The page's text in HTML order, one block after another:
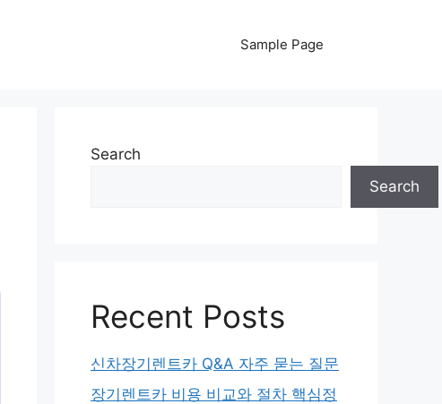
Sample Page
Search
Search
Recent Posts
신차장기렌트카 Q&A 자주 묻는 질문
장기렌트카 비용 비교와 절차 핵심정